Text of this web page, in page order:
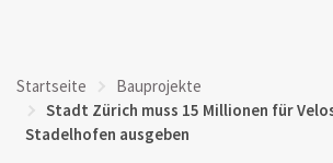
Startseite
Bauprojekte
Stadt Zürich muss 15 Millionen für
Stadelhofen ausgeben